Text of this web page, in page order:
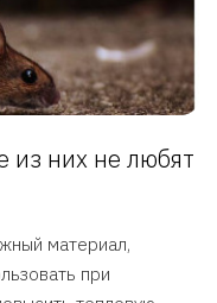
из них не любят
материал,
при